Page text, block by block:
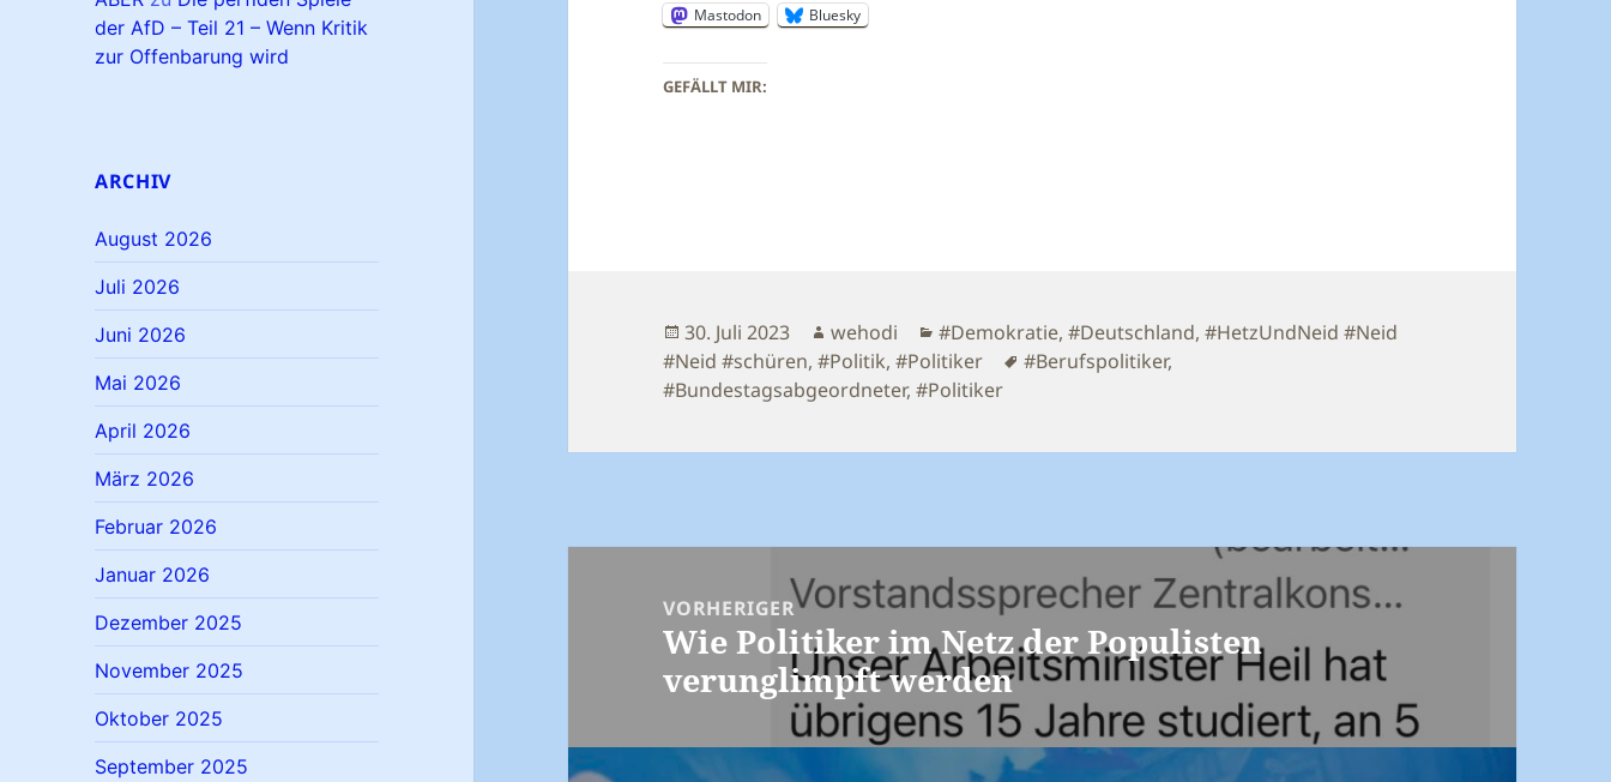
der AfD – Teil 21 – Wenn Kritik
zur Offenbarung wird
ARCHIV
August 2026
Juli 2026
Juni 2026
Mai 2026
April 2026
März 2026
Februar 2026
Januar 2026
Dezember 2025
November 2025
Oktober 2025
September 2025
Mastodon
Bluesky
GEFÄLLT MIR:
Veröffentlicht
am
30. Juli 2023 Autor
wehodi Kategorien
#Demokratie,#Deutschland,#HetzUndNeid #Neid
#Neid #schüren,#Politik,#Politiker Schlagwörter
#Berufspolitiker,
#Bundestagsabgeordneter,#Politiker
VORHERIGER
Vorheriger
Beitrag:
Wie Politiker im Netz der Populisten
verunglimpft werden